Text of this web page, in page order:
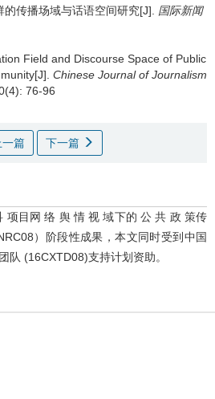
传播场域与话语空间研究[J]. 国际新闻
Field and Discourse Space of Public
Chinese Journal of Journalism
76-96
一篇 下一篇
项目网 络 舆 情 视 域下的 公 共 政 策传
）阶段性成果，本文同时受到中国
队 (16CXTD08)支持计划资助。